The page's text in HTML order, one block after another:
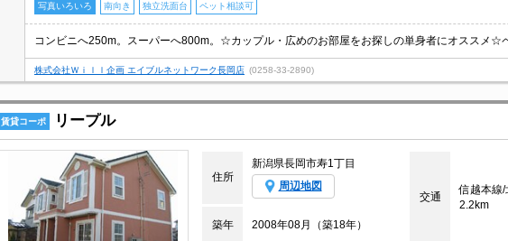
写真いろいろ 南向き 独立洗面台 ペット相談可
株式会社Ｗｉｌｌ企画 エイブルネットワーク長岡店 (0258-33-2890)
賃貸コーポ リープル
住所
新潟県長岡市寿1丁目
周辺地図
交通
信越本線
2.2km
築年
2008年08月（築18年）